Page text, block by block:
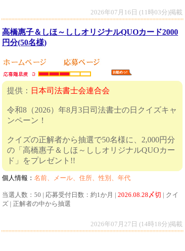
2026年07月16日 (11時03分)掲載
高橋惠子＆しほ～ししオリジナルQUOカード2000
円分(50名様)
提供： 日本司法書士会連合会
令和8（2026）年8月3日司法書士の日クイズキャ
ンペーン！
クイズの正解者から抽選で50名様に、2,000円分
の「高橋惠子＆しほ～ししオリジナルQUOカー
ド」をプレゼント!!
個人情報： 名前、メール、住所、性別、年代
当選人数：50 | 応募受付日数：約1か月 | 2026.08.28〆切 | クイ
ズ | 正解者の中から抽選
2026年07月27日 (14時18分)掲載